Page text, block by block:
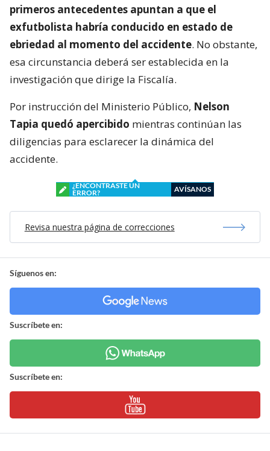
primeros antecedentes apuntan a que el
exfutbolista habría conducido en estado de
ebriedad al momento del accidente. No obstante,
esa circunstancia deberá ser establecida en la
investigación que dirige la Fiscalía.
Por instrucción del Ministerio Público, Nelson
Tapia quedó apercibido mientras continúan las
diligencias para esclarecer la dinámica del
accidente.
¿ENCONTRASTE UN
ERROR?
AVÍSANOS
Revisa nuestra página de correcciones
Síguenos en:
Suscríbete en:
Suscríbete en: